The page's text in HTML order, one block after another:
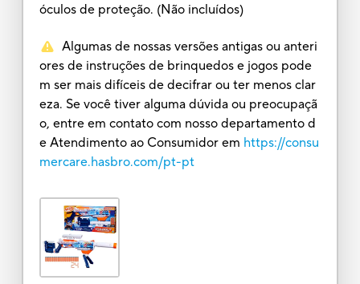
óculos de proteção. (Não incluídos)
Algumas de nossas versões antigas ou anteri
ores de instruções de brinquedos e jogos pode
m ser mais difíceis de decifrar ou ter menos clar
eza. Se você tiver alguma dúvida ou preocupaçã
o, entre em contato com nosso departamento d
e Atendimento ao Consumidor em https://consu
mercare.hasbro.com/pt-pt